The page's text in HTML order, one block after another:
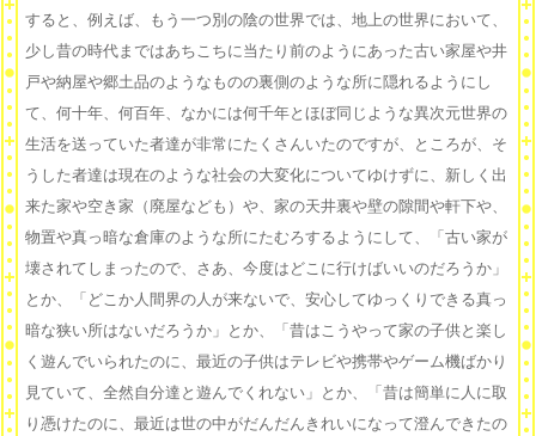
すると、例えば、もう一つ別の陰の世界では、地上の世界において、
少し昔の時代まではあちこちに当たり前のようにあった古い家屋や井
戸や納屋や郷土品のようなものの裏側のような所に隠れるようにし
て、何十年、何百年、なかには何千年とほぼ同じような異次元世界の
生活を送っていた者達が非常にたくさんいたのですが、ところが、そ
うした者達は現在のような社会の大変化についてゆけずに、新しく出
来た家や空き家（廃屋なども）や、家の天井裏や壁の隙間や軒下や、
物置や真っ暗な倉庫のような所にたむろするようにして、「古い家が
壊されてしまったので、さあ、今度はどこに行けばいいのだろうか」
とか、「どこか人間界の人が来ないで、安心してゆっくりできる真っ
暗な狭い所はないだろうか」とか、「昔はこうやって家の子供と楽し
く遊んでいられたのに、最近の子供はテレビや携帯やゲーム機ばかり
見ていて、全然自分達と遊んでくれない」とか、「昔は簡単に人に取
り憑けたのに、最近は世の中がだんだんきれいになって澄んできたの